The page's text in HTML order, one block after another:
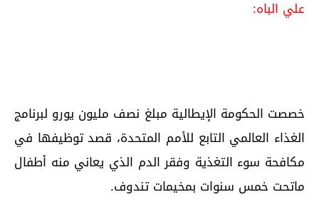
علي الباه:
خصصت الحكومة الإيطالية مبلغ نصف مليون يورو لبرنامج
الغذاء العالمي التابع للأمم المتحدة، قصد توظيفها في
مكافحة سوء التغذية وفقر الدم الذي يعاني منه أطفال
ماتحت خمس سنوات بمخيمات تندوف.